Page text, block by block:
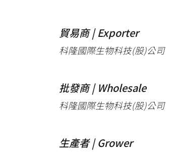
貿易商 | Exporter
科隆國際生物科技(股)公司
批發商 | Wholesale
科隆國際生物科技(股)公司
生產者 | Grower